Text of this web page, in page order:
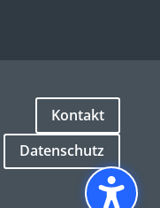
Kontakt
Datenschutz